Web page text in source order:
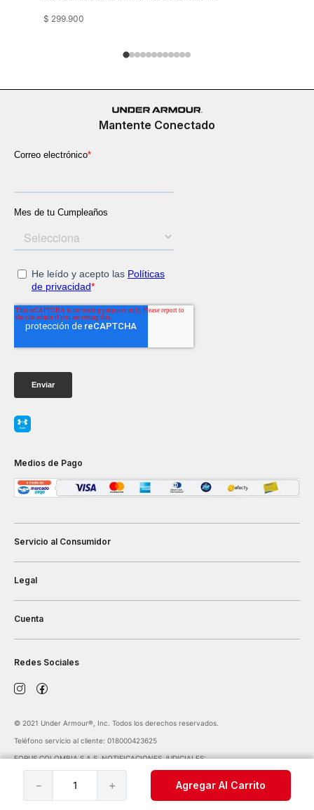
＋
－ Agregar Al Carrito
$ 299.900
Mantente Conectado
Medios de Pago
Servicio al Consumidor
Legal
Cuenta
Redes Sociales
©️ 2021 Under Armour®️, Inc. Todos los derechos reservados.
Teléfono servicio al cliente: 018000423625
FORUS COLOMBIA S.A.S. NOTIFICACIONES JUDICIALES:
notificaciones@forus.com.co
| Av. Carrera 45 Nº 108-27 BOGOTÁ COLOMBIA